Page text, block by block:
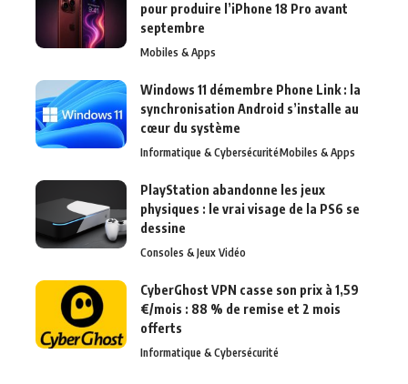
pour produire l’iPhone 18 Pro avant
septembre
Mobiles & Apps
Windows 11 démembre Phone Link : la
synchronisation Android s’installe au
cœur du système
Informatique & CybersécuritéMobiles & Apps
PlayStation abandonne les jeux
physiques : le vrai visage de la PS6 se
dessine
Consoles & Jeux Vidéo
CyberGhost VPN casse son prix à 1,59
€/mois : 88 % de remise et 2 mois
offerts
Informatique & Cybersécurité